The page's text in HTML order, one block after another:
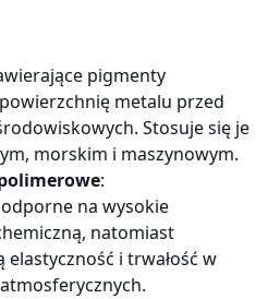
pigmenty
metalu przed
Stosuje się je
morskim i maszynowym.
:
na wysokie
natomiast
i trwałość w